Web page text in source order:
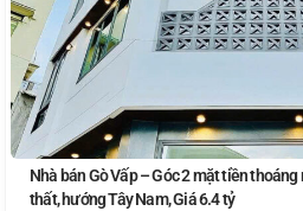
Nhà bán Gò Vấp – Góc 2 mặt tiền
thất, hướng Tây Nam, Giá 6.4 tỷ